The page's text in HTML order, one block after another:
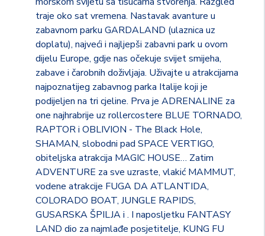
tunelsku avanturu – ali pripazite na zmije koje pljuju! Zatim
konačno uđite u labirint divlje džungle, s bezbrojnim
zamkama i iznenađenjima...
NOVO U MOVIELANDU K6 - The Royal Intelligence
Agency - Dobrodošli u K6, najekskluzivniju i najsofisticiraniju
tajnu agenciju ikad stvorenu, u srcu Londona. Pripremite se za
uzbudljivo i izvanredno iskustvo, gdje će vas intrige,
supertajne misije i vrhunska tehnologija uroniti u avanturu
dostojnu najboljih špijunskih filmova.
NOVO U CANEVA AQUAPARKU Scorpion - The Ultimate
Thrill Ride - Doživite istinsku adrenalinsku avanturu, koja će
vas katapultirati kroz vrtoglave zavoje i padove koji
oduzimaju dah, pružajući čisto uzbuđenje kao nikada prije. Ako
volite ekstremne vodene tobogane, Scorpion je vožnja za
vas - brza, intenzivna i puna neprekidne zabave!
traje oko sat vremena. Nastavak avanture u
zabavnom parku GARDALAND (ulaznica uz
doplatu), najveći i najljepši zabavni park u ovom
dijelu Europe, gdje nas očekuje svijet smijeha,
zabave i čarobnih doživljaja. Uživajte u atrakcijama
najpoznatijeg zabavnog parka Italije koji je
podijeljen na tri cjeline. Prva je ADRENALINE za
one najhrabrije uz rollercostere BLUE TORNADO,
RAPTOR i OBLIVION - The Black Hole,
SHAMAN, slobodni pad SPACE VERTIGO,
obiteljska atrakcija MAGIC HOUSE… Zatim
ADVENTURE za sve uzraste, vlakić MAMMUT,
vodene atrakcije FUGA DA ATLANTIDA,
COLORADO BOAT, JUNGLE RAPIDS,
GUSARSKA ŠPILJA i . I naposljetku FANTASY
LAND dio za najmlađe posjetitelje, KUNG FU